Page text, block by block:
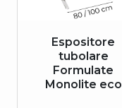
Espositore
tubolare
Formulate
Monolite eco